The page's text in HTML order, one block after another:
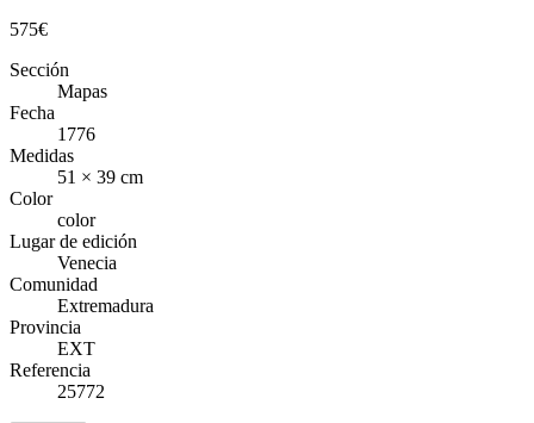
575€
Sección
Mapas
Fecha
1776
Medidas
51 × 39 cm
Color
color
Lugar de edición
Venecia
Comunidad
Extremadura
Provincia
EXT
Referencia
25772